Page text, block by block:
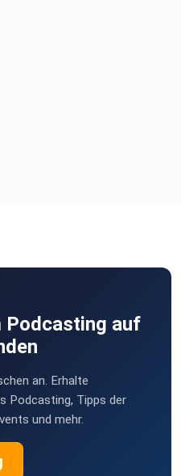
Der Mensch im
Podcasting auf
an. Erhalte
Podcasting, Tipps der
und mehr.